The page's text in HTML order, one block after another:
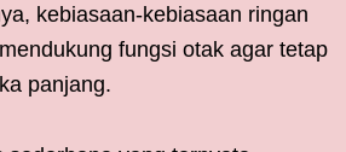
kebiasaan-kebiasaan ringan
fungsi otak agar tetap
panjang.